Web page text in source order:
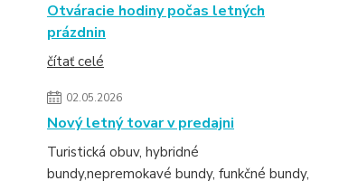
Otváracie hodiny počas letných
prázdnin
čítať celé
02.05.2026
Nový letný tovar v predajni
Turistická obuv, hybridné
bundy,nepremokavé bundy, funkčné bundy,